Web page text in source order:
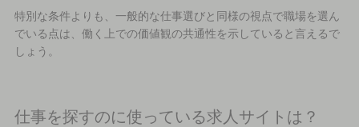
特別な条件よりも、一般的な仕事選びと同様の視点で職場を選ん
でいる点は、働く上での価値観の共通性を示していると言えるで
しょう。
仕事を探すのに使っている求人サイトは？